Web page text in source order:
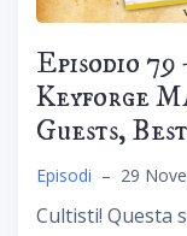
Episodio 79
Keyforge
Guests,
Episodi – 29
Cultisti! Questa